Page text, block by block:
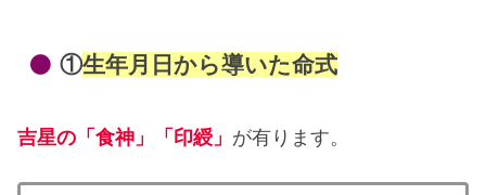
①生年月日から導いた命式
吉星の「食神」「印綬」 が有ります。